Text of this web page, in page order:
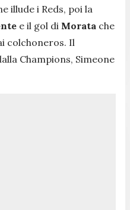
illude i Reds, poi la
e il gol di Morata che
colchoneros. Il
Champions, Simeone